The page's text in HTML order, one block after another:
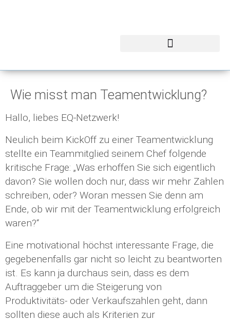
Wie misst man Teamentwicklung?
Hallo, liebes EQ-Netzwerk!
Neulich beim KickOff zu einer Teamentwicklung
stellte ein Teammitglied seinem Chef folgende
kritische Frage: „Was erhoffen Sie sich eigentlich
davon? Sie wollen doch nur, dass wir mehr Zahlen
schreiben, oder? Woran messen Sie denn am
Ende, ob wir mit der Teamentwicklung erfolgreich
waren?“
Eine motivational höchst interessante Frage, die
gegebenenfalls gar nicht so leicht zu beantworten
ist. Es kann ja durchaus sein, dass es dem
Auftraggeber um die Steigerung von
Produktivitäts- oder Verkaufszahlen geht, dann
sollten diese auch als Kriterien zur